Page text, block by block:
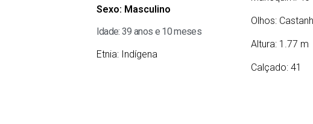
Sexo: Masculino
Idade: 39 anos e 10 meses
Etnia: Indígena
Olhos:
Altura: 1.77 m
Calçado: 41